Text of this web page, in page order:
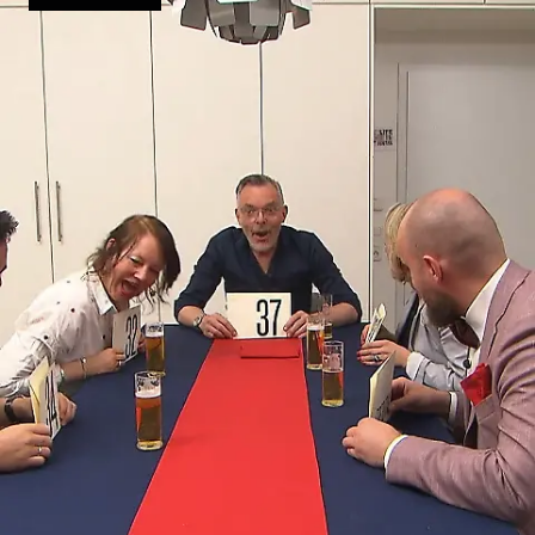
gekocht